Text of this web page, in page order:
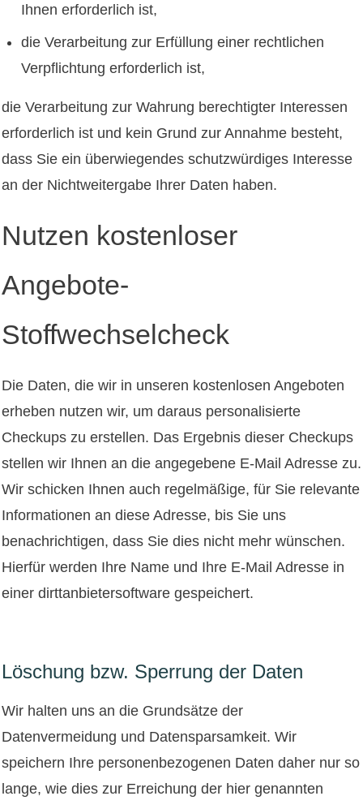
Ihnen erforderlich ist,
die Verarbeitung zur Erfüllung einer rechtlichen
Verpflichtung erforderlich ist,
die Verarbeitung zur Wahrung berechtigter Interessen
erforderlich ist und kein Grund zur Annahme besteht,
dass Sie ein überwiegendes schutzwürdiges Interesse
an der Nichtweitergabe Ihrer Daten haben.
Nutzen kostenloser
Angebote-
Stoffwechselcheck
Die Daten, die wir in unseren kostenlosen Angeboten
erheben nutzen wir, um daraus personalisierte
Checkups zu erstellen. Das Ergebnis dieser Checkups
stellen wir Ihnen an die angegebene E-Mail Adresse zu.
Wir schicken Ihnen auch regelmäßige, für Sie relevante
Informationen an diese Adresse, bis Sie uns
benachrichtigen, dass Sie dies nicht mehr wünschen.
Hierfür werden Ihre Name und Ihre E-Mail Adresse in
einer dirttanbietersoftware gespeichert.
Löschung bzw. Sperrung der Daten
Wir halten uns an die Grundsätze der
Datenvermeidung und Datensparsamkeit. Wir
speichern Ihre personenbezogenen Daten daher nur so
lange, wie dies zur Erreichung der hier genannten